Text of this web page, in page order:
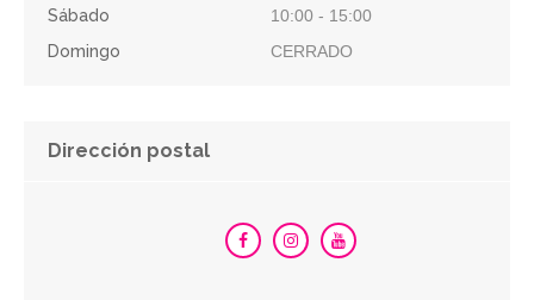
Sábado
10:00 - 15:00
Domingo
CERRADO
Dirección postal